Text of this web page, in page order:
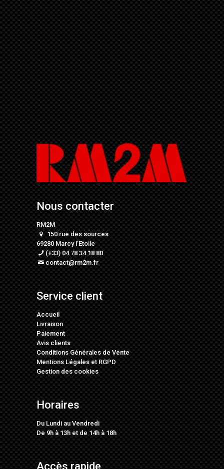
Nous contacter
RM2M
150 rue des sources
69280 Marcy l’Etoile
(+33) 04 78 34 18 80
contact@rm2m.fr
Service client
Accueil
Livraison
Paiement
Avis clients
Conditions Générales de Vente
Mentions LégalesetRGPD
Gestion des cookies
Horaires
Du Lundi au Vendredi
De 9h à 13h et de 14h à 18h
Accès rapide